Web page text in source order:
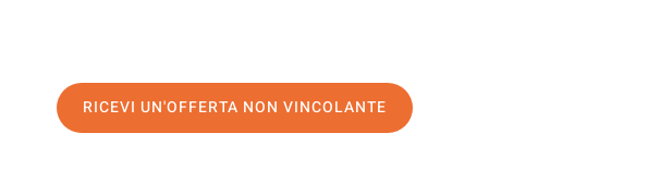
RICEVI UN'OFFERTA NON VINCOLANTE